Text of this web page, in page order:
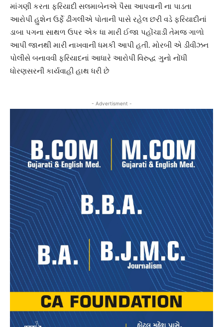
માંગણી કરતા ફરિયાદી સલમાબેનએ પૈસા આપવાની ના પાડતા
આરોપી હુશેન ઉર્ફે ઢીંગલીએ પોતાની પાસે રહેલ છરી વડે ફરિયાદીનાં
ડાબા પગના સાથળ ઉપર એક ધા મારી ઈજા પહોંચાડી તેમજ ગાળો
આપી જાનથી મારી નાખવાની ધમકી આપી હતી. મોરબી એ ડીવીઝન
પોલીસે બનાવવી ફરિયાદનાં આધારે આરોપી વિરુદ્ધ ગુનો નોંધી
ધોરણસરની કાર્યવાહી હાથ ધરી છે
- Advertisment -